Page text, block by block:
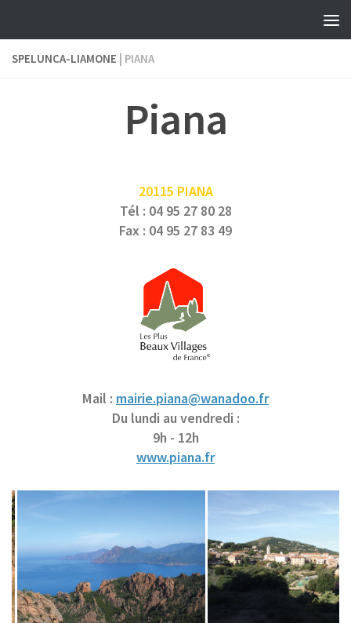
SPELUNCA-LIAMONE | PIANA
Piana
20115 PIANA
Tél : 04 95 27 80 28
Fax : 04 95 27 83 49
Mail : mairie.piana@wanadoo.fr
Du lundi au vendredi :
9h - 12h
www.piana.fr